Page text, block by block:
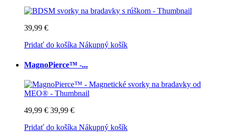
39,99 €
Pridať do košíka Nákupný košík
MagnoPierce™ -...
49,99 € 39,99 €
Pridať do košíka Nákupný košík